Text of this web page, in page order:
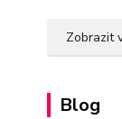
Zobrazit
Blog